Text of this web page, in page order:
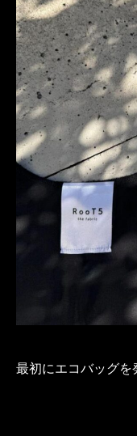
最初にエコバッグを